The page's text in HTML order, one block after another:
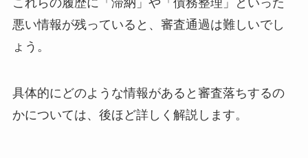
これらの履歴に「滞納」や「債務整理」といった
悪い情報が残っていると、審査通過は難しいでし
ょう。
具体的にどのような情報があると審査落ちするの
かについては、後ほど詳しく解説します。